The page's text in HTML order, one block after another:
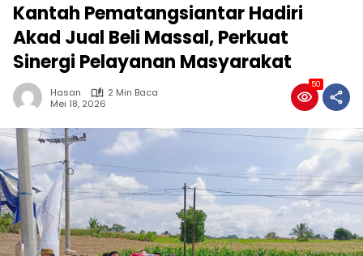
Kantah Pematangsiantar Hadiri
Akad Jual Beli Massal, Perkuat
Sinergi Pelayanan Masyarakat
Hasan
2 Min Baca
Mei 18, 2026
50